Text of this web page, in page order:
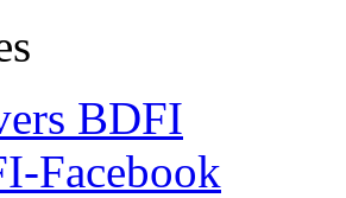
BDFI
Facebook